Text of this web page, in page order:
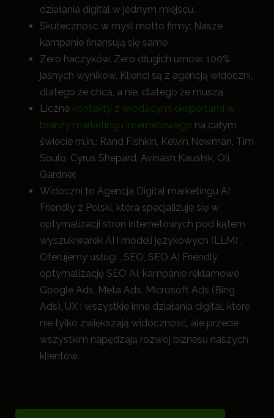
działania digital w jednym miejscu.
Skuteczność w myśl motto firmy: Nasze
kampanie finansują się same
Zero haczyków. Zero długich umów. 100%
jasnych wyników. Klienci są z agencją widoczni,
dlatego że chcą, a nie, dlatego że muszą.
Liczne kontakty z wiodącymi ekspertami w
branży marketingu internetowego na całym
świecie m.in.: Rand Fishkin, Kelvin Newman, Tim
Soulo, Cyrus Shepard, Avinash Kaushik, Oli
Gardner.
Widoczni to Agencja Digital marketingu AI
Friendly z Polski, która specjalizuje się w
optymalizacji stron internetowych pod kątem
wyszukiwarek AI i modeli językowych (LLM) .
Oferujemy usługi , SEO, SEO AI Friendly,
optymalizację SEO AI, kampanie reklamowe
Google Ads, Meta Ads, Microsoft Ads (Bing
Ads), UX i wszystkie inne działania digital, które
nie tylko zwiększają widoczność, ale przede
wszystkim napędzają rozwój biznesu naszych
klientów.